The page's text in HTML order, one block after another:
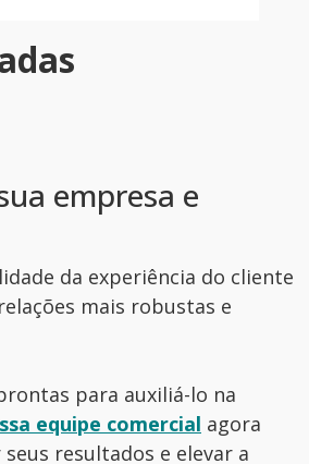
empresa e
da experiência do cliente
mais robustas e
para auxiliá-lo na
equipe comercial agora
resultados e elevar a